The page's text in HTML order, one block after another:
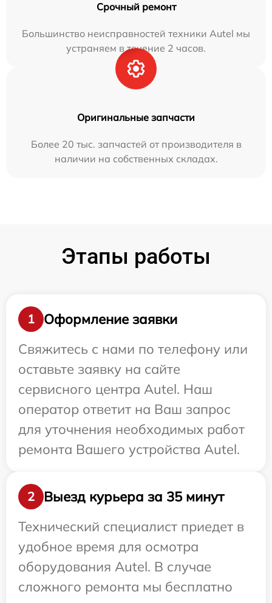
Срочный ремонт
Большинство неисправностей техники Autel мы
устраняем в течение 2 часов.
Оригинальные запчасти
Более 20 тыс. запчастей от производителя в
наличии на собственных складах.
Этапы работы
1
Оформление заявки
Свяжитесь с нами по телефону или
оставьте заявку на сайте
сервисного центра Autel. Наш
оператор ответит на Ваш запрос
для уточнения необходимых работ
ремонта Вашего устройства Autel.
2
Выезд курьера за 35 минут
Технический специалист приедет в
удобное время для осмотра
оборудования Autel. В случае
сложного ремонта мы бесплатно